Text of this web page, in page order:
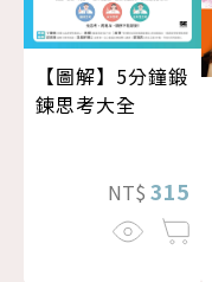
【圖解】5分鐘鍛
鍊思考大全
NT$ 315